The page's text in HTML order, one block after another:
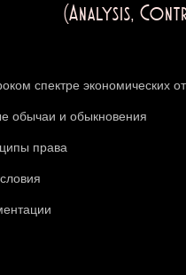
(Analysis,
спектре экономических
обычаи и обыкновения
права